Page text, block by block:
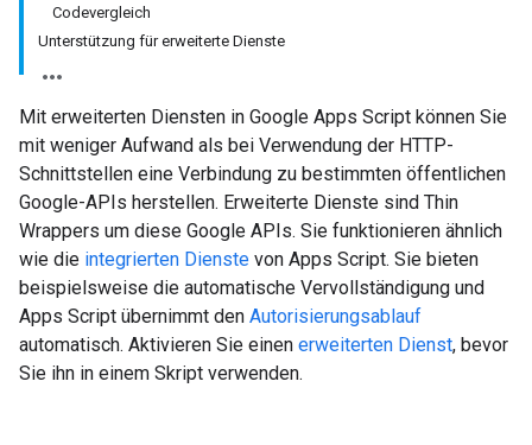
Codevergleich
Unterstützung für erweiterte Dienste
Mit erweiterten Diensten in Google Apps Script können Sie
mit weniger Aufwand als bei Verwendung der HTTP-
Schnittstellen eine Verbindung zu bestimmten öffentlichen
Google-APIs herstellen. Erweiterte Dienste sind Thin
Wrappers um diese Google APIs. Sie funktionieren ähnlich
wie die integrierten Dienste von Apps Script. Sie bieten
beispielsweise die automatische Vervollständigung und
Apps Script übernimmt den Autorisierungsablauf
automatisch. Aktivieren Sie einen erweiterten Dienst, bevor
Sie ihn in einem Skript verwenden.